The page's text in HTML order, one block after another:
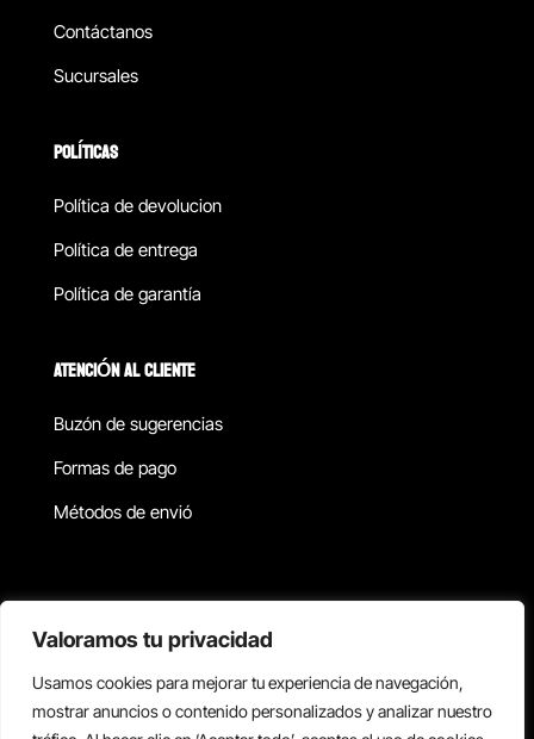
Valoramos tu privacidad
Usamos cookies para mejorar tu experiencia de navegación,
mostrar anuncios o contenido personalizados y analizar nuestro
Contáctanos
Sucursales
POLÍTICAS
Política de devolucion
Política de entrega
Política de garantía
ATENCIÓN AL CLIENTE
Buzón de sugerencias
Formas de pago
Métodos de envió
Copyright © 2026 Reisix. Todos los derechos reservados.